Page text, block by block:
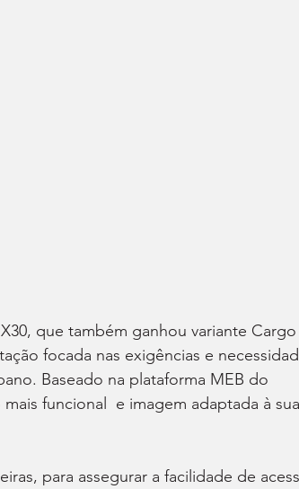
que também ganhou variante
focada nas exigências e
Baseado na plataforma MEB do
funcional  e imagem adaptada à
para assegurar a facilidade de